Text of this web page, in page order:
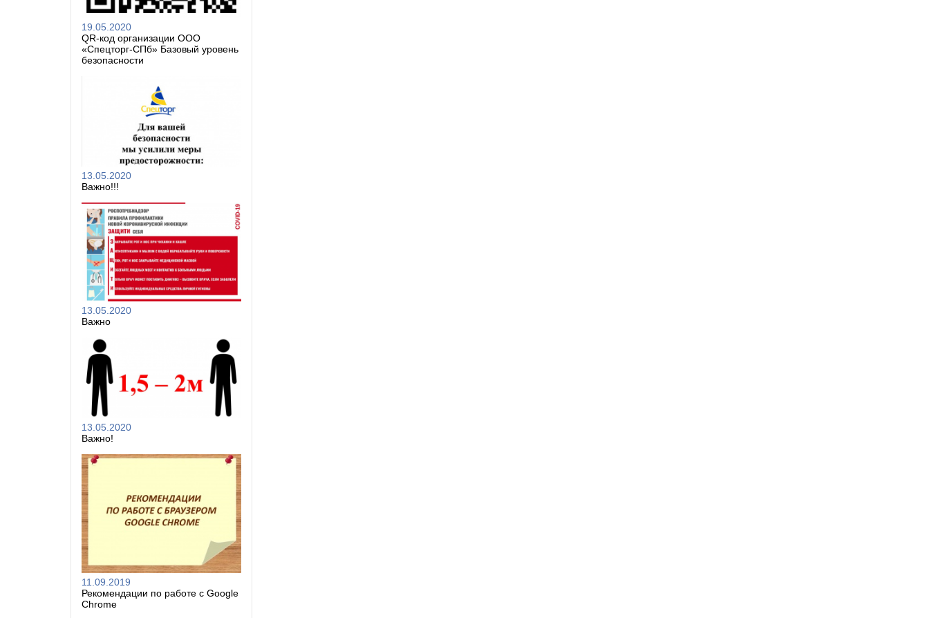
19.05.2020
QR-код организации ООО
«Спецторг-СПб» Базовый уровень
безопасности
13.05.2020
Важно!!!
13.05.2020
Важно
13.05.2020
Важно!
11.09.2019
Рекомендации по работе с Google
Chrome